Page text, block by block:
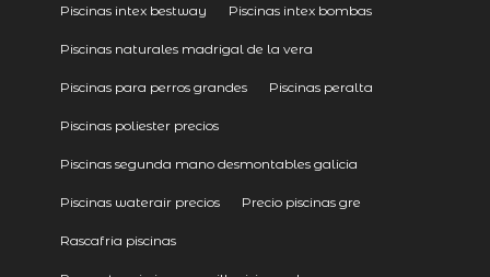
Piscinas intex bestway Piscinas intex bombas
Piscinas naturales madrigal de la vera
Piscinas para perros grandes Piscinas peralta
Piscinas poliester precios
Piscinas segunda mano desmontables galicia
Piscinas waterair precios Precio piscinas gre
Rascafria piscinas